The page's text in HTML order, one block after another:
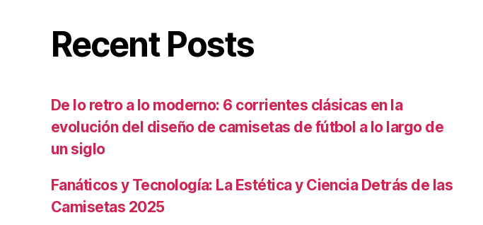
Recent Posts
De lo retro a lo moderno: 6 corrientes clásicas en la
evolución del diseño de camisetas de fútbol a lo largo de
un siglo
Fanáticos y Tecnología: La Estética y Ciencia Detrás de las
Camisetas 2025